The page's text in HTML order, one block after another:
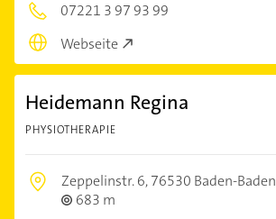
07221 3 97 93 99
Webseite
Heidemann Regina
PHYSIOTHERAPIE
Zeppelinstr. 6,76530 Baden-Baden
683 m